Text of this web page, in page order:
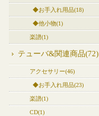
◆お手入れ用品(18)
◆他小物(1)
楽譜(1)
テューバ&関連商品(72)
アクセサリー(46)
◆お手入れ用品(23)
楽譜(1)
CD(1)